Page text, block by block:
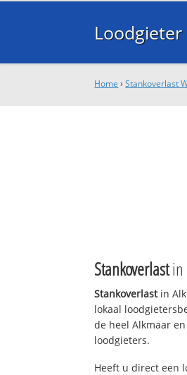
Home ›Stankoverlast
Stankoverlastin
Stankoverlastin
lokaal
de heel Alkmaar
loodgieters.
Heeft u direct een